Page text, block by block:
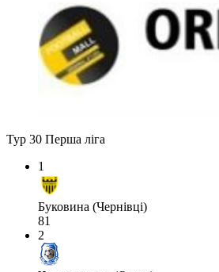
Тур 30 Перша ліга
1
Буковина (Чернівці)
81
2